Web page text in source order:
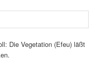
Die Vegetation (Efeu) läßt